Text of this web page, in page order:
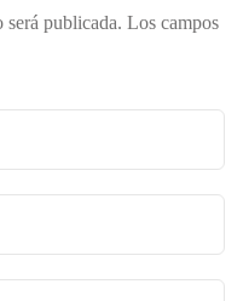
publicada. Los campos